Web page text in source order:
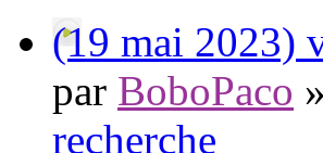
(19 mai 2023)
par BoboPaco
recherche